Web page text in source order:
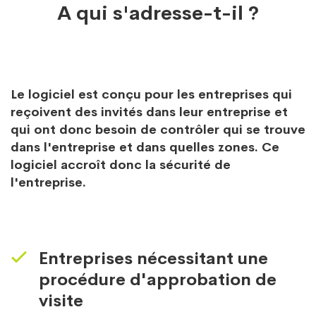
A qui s'adresse-t-il ?
Le logiciel est conçu pour les entreprises qui
reçoivent des invités dans leur entreprise et
qui ont donc besoin de contrôler qui se trouve
dans l'entreprise et dans quelles zones. Ce
logiciel accroît donc la sécurité de
l'entreprise.
Entreprises nécessitant une
procédure d'approbation de
visite